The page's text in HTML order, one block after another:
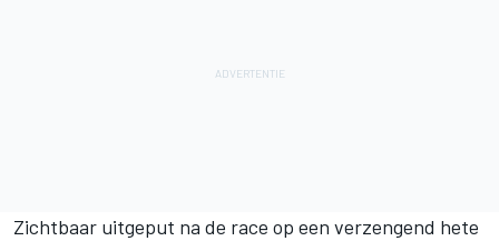
Zichtbaar uitgeput na de race op een verzengend hete